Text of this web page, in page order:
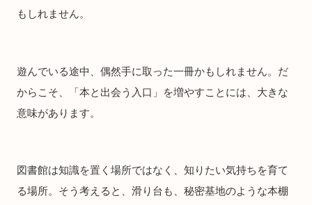
もしれません。
遊んでいる途中、偶然手に取った一冊かもしれません。だ
からこそ、「本と出会う入口」を増やすことには、大きな
意味があります。
図書館は知識を置く場所ではなく、知りたい気持ちを育て
る場所。そう考えると、滑り台も、秘密基地のような本棚